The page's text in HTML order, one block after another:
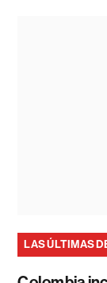
LAS ÚLTIMAS